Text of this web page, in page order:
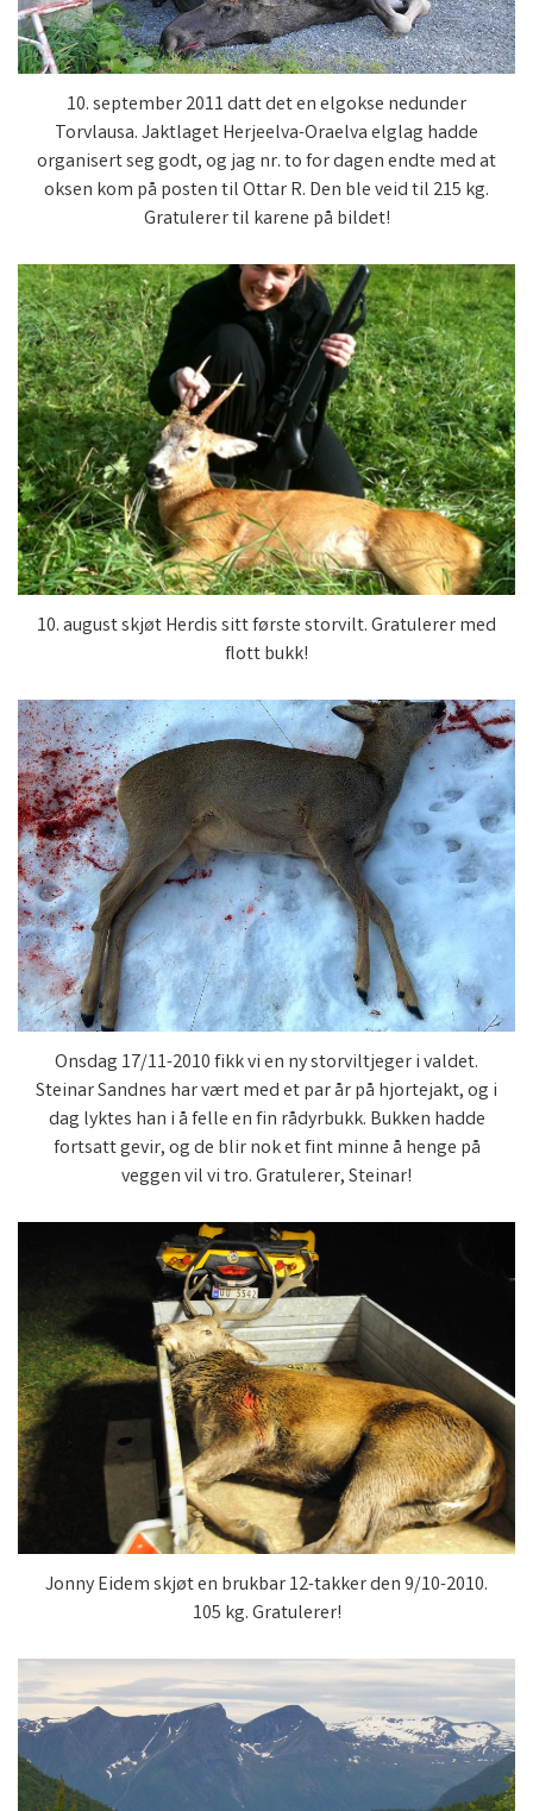
10. september 2011 datt det en elgokse nedunder
Torvlausa. Jaktlaget Herjeelva-Oraelva elglag hadde
organisert seg godt, og jag nr. to for dagen endte med at
oksen kom på posten til Ottar R. Den ble veid til 215 kg.
Gratulerer til karene på bildet!
10. august skjøt Herdis sitt første storvilt. Gratulerer med
flott bukk!
Onsdag 17/11-2010 fikk vi en ny storviltjeger i valdet.
Steinar Sandnes har vært med et par år på hjortejakt, og i
dag lyktes han i å felle en fin rådyrbukk. Bukken hadde
fortsatt gevir, og de blir nok et fint minne å henge på
veggen vil vi tro. Gratulerer, Steinar!
Jonny Eidem skjøt en brukbar 12-takker den 9/10-2010.
105 kg. Gratulerer!